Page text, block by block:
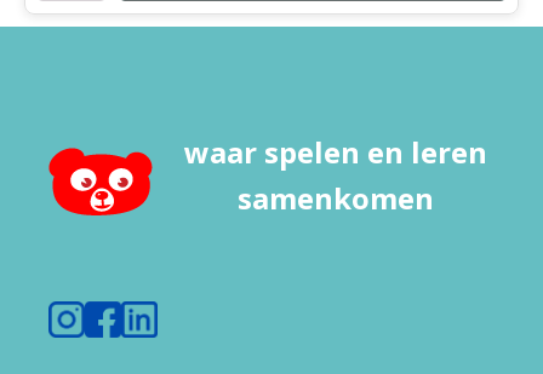
Leren
waar spelen en leren
samenkomen